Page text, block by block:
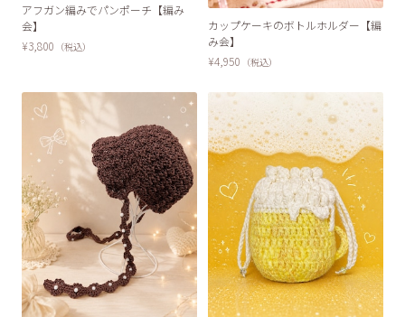
アフガン編みでパンポーチ【編み
会】
¥3,800 （税込）
カップケーキのボトルホルダー【編
み会】
¥4,950 （税込）